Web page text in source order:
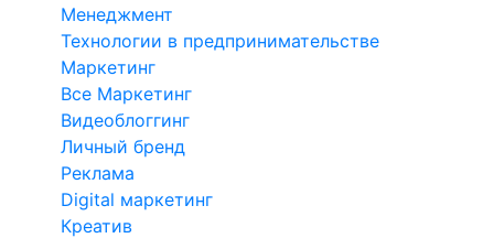
Менеджмент
Технологии в предпринимательстве
Маркетинг
Все Маркетинг
Видеоблоггинг
Личный бренд
Реклама
Digital маркетинг
Креатив